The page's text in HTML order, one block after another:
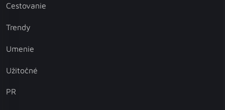
Cestovanie
Trendy
Umenie
Užitočné
PR